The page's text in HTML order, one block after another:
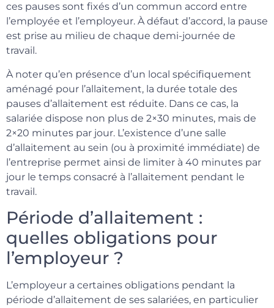
ces pauses sont fixés d’un commun accord entre
l’employée et l’employeur. À défaut d’accord, la pause
est prise au milieu de chaque demi-journée de
travail.
À noter qu’en présence d’un local spécifiquement
aménagé pour l’allaitement, la durée totale des
pauses d’allaitement est réduite. Dans ce cas, la
salariée dispose non plus de 2×30 minutes, mais de
2×20 minutes par jour. L’existence d’une salle
d’allaitement au sein (ou à proximité immédiate) de
l’entreprise permet ainsi de limiter à 40 minutes par
jour le temps consacré à l’allaitement pendant le
travail.
Période d’allaitement :
quelles obligations pour
l’employeur ?
L’employeur a certaines obligations pendant la
période d’allaitement de ses salariées, en particulier